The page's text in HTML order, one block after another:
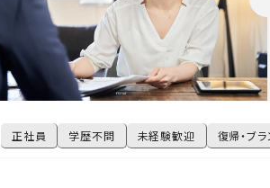
正社員 学歴不問 未経験歓迎 復帰・ブ